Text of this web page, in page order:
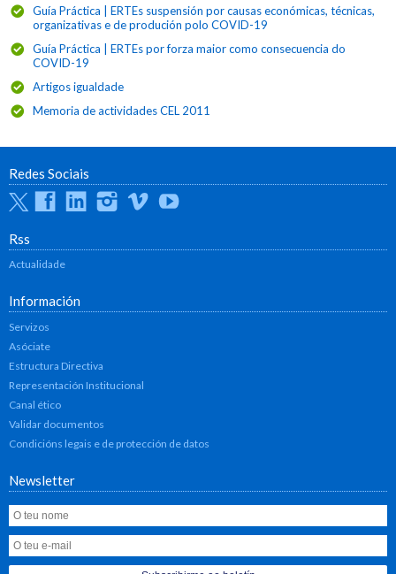
Guía Práctica | ERTEs suspensión por causas económicas, técnicas,
organizativas e de produción polo COVID-19
Guía Práctica | ERTEs por forza maior como consecuencia do
COVID-19
Artigos igualdade
Memoria de actividades CEL 2011
Redes Sociais
TwitterFacebookLinkedinInstagram
Vimeo
Rss
Actualidade
Información
Servizos
Asóciate
Estructura Directiva
Representación Institucional
Canal ético
Validar documentos
Condicións legais e de protección de datos
Newsletter